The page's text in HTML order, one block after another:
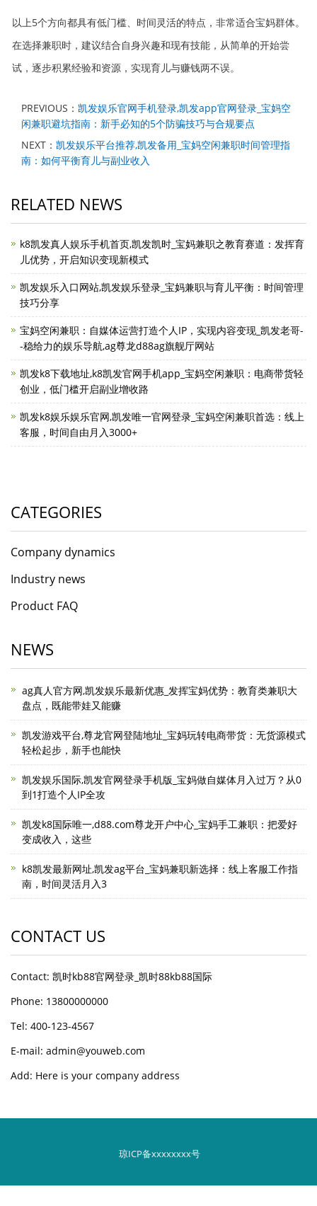
以上5个方向都具有低门槛、时间灵活的特点，非常适合宝妈群体。
在选择兼职时，建议结合自身兴趣和现有技能，从简单的开始尝
试，逐步积累经验和资源，实现育儿与赚钱两不误。
PREVIOUS： 凯发娱乐官网手机登录,凯发app官网登录_宝妈空
闲兼职避坑指南：新手必知的5个防骗技巧与合规要点
NEXT： 凯发娱乐平台推荐,凯发备用_宝妈空闲兼职时间管理指
南：如何平衡育儿与副业收入
RELATED NEWS
k8凯发真人娱乐手机首页,凯发凯时_宝妈兼职之教育赛道：发挥育
儿优势，开启知识变现新模式
凯发娱乐入口网站,凯发娱乐登录_宝妈兼职与育儿平衡：时间管理
技巧分享
宝妈空闲兼职：自媒体运营打造个人IP，实现内容变现_凯发老哥-
-稳给力的娱乐导航,ag尊龙d88ag旗舰厅网站
凯发k8下载地址,k8凯发官网手机app_宝妈空闲兼职：电商带货轻
创业，低门槛开启副业增收路
凯发k8娱乐娱乐官网,凯发唯一官网登录_宝妈空闲兼职首选：线上
客服，时间自由月入3000+
CATEGORIES
Company dynamics
Industry news
Product FAQ
NEWS
ag真人官方网,凯发娱乐最新优惠_发挥宝妈优势：教育类兼职大
盘点，既能带娃又能赚
凯发游戏平台,尊龙官网登陆地址_宝妈玩转电商带货：无货源模式
轻松起步，新手也能快
凯发娱乐国际,凯发官网登录手机版_宝妈做自媒体月入过万？从0
到1打造个人IP全攻
凯发k8国际唯一,d88.com尊龙开户中心_宝妈手工兼职：把爱好
变成收入，这些
k8凯发最新网址,凯发ag平台_宝妈兼职新选择：线上客服工作指
南，时间灵活月入3
CONTACT US
Contact: 凯时kb88官网登录_凯时88kb88国际
Phone: 13800000000
Tel: 400-123-4567
E-mail: admin@youweb.com
Add: Here is your company address
琼ICP备xxxxxxxx号